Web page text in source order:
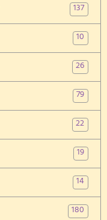
137
10
26
79
22
19
14
180